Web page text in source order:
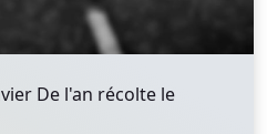
De l'an récolte le